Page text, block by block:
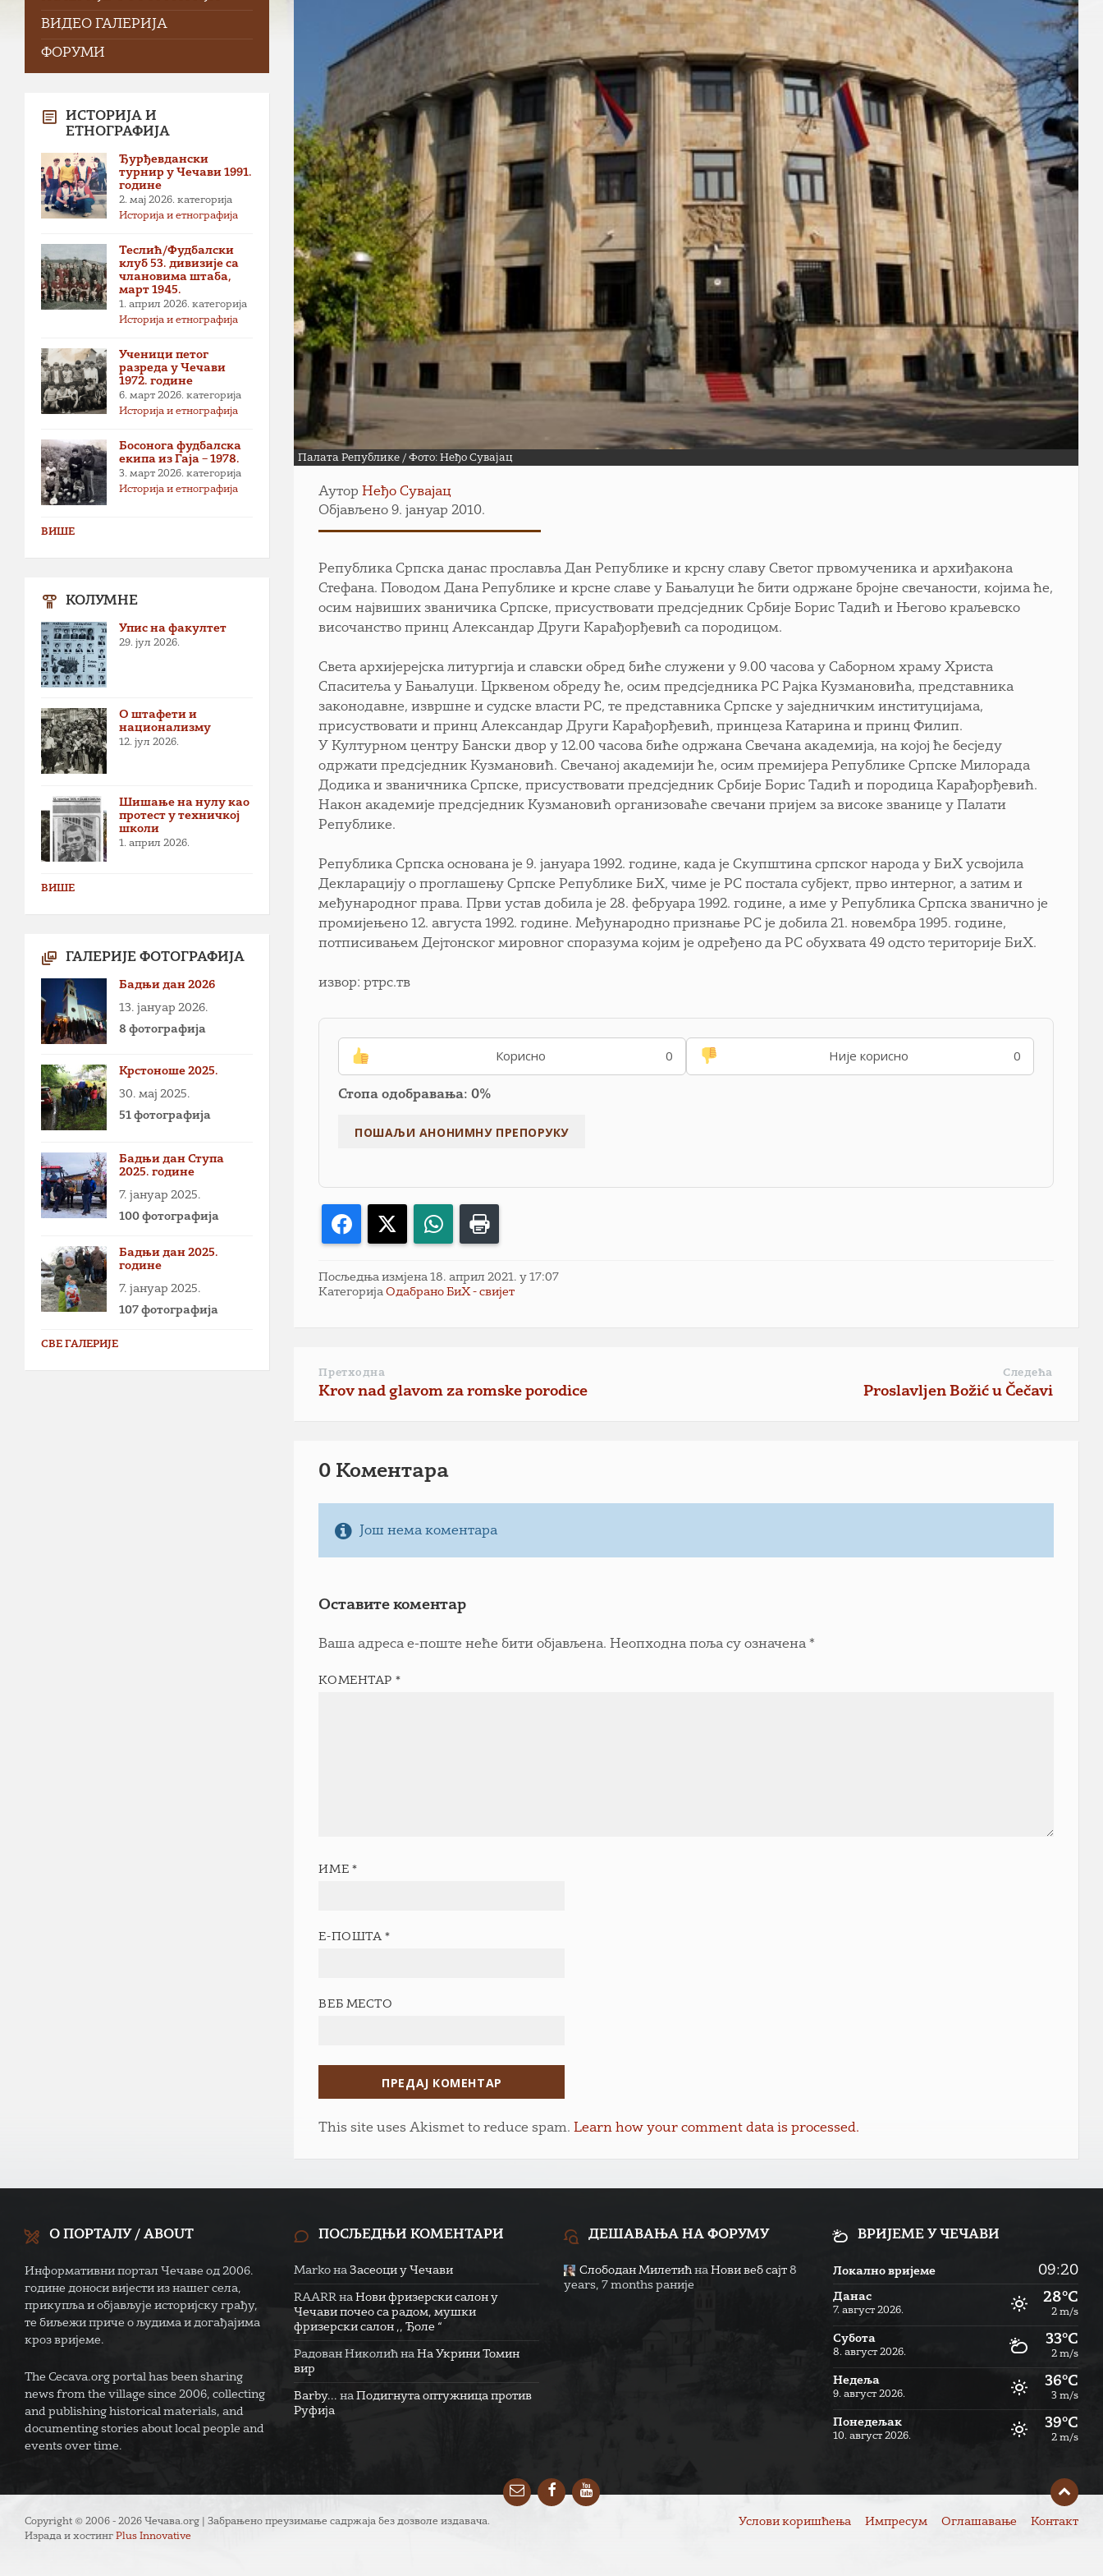
Палата Републике / Фото: Неђо Сувајац
АуторНеђо Сувајац
Објављено 9. јануар 2010.
Република Српска данас прославља Дан Републике и крсну славу Светог првомученика и архиђакона
Стефана. Поводом Дана Републике и крсне славе у Бањалуци ће бити одржане бројне свечаности, којима ће,
осим највиших званичика Српске, присуствовати предсједник Србије Борис Тадић и Његово краљевско
височанство принц Александар Други Карађорђевић са породицом.
Света архијерејска литургија и славски обред биће служени у 9.00 часова у Саборном храму Христа
Спаситеља у Бањалуци. Црквеном обреду ће, осим предсједника РС Рајка Кузмановића, представника
законодавне, извршне и судске власти РС, те представника Српске у заједничким институцијама,
присуствовати и принц Александар Други Карађорђевић, принцеза Катарина и принц Филип.
У Културном центру Бански двор у 12.00 часова биће одржана Свечана академија, на којој ће бесједу
одржати предсједник Кузмановић. Свечаној академији ће, осим премијера Републике Српске Милорада
Додика и званичника Српске, присуствовати предсједник Србије Борис Тадић и породица Карађорђевић.
Након академије предсједник Кузмановић организоваће свечани пријем за високе званице у Палати
Републике.
Република Српска основана је 9. јануара 1992. године, када је Скупштина српског народа у БиХ усвојила
Декларацију о проглашењу Српске Републике БиХ, чиме је РС постала субјект, прво интерног, а затим и
међународног права. Први устав добила је 28. фебруара 1992. године, а име у Република Српска званично је
промијењено 12. августа 1992. године. Међународно признање РС је добила 21. новембра 1995. године,
потписивањем Дејтонског мировног споразума којим је одређено да РС обухвата 49 одсто територије БиХ.
извор: ртрс.тв
Корисно 0 Није корисно 0
Стопа одобравања: 0%
Facebook WhatsApp
Посљедња измјена 18. април 2021. у 17:07
КатегоријаОдабрано БиХ - свијет
Претходна
Krov nad glavom za romske porodice
Следећа
Proslavljen Božić u Čečavi
0 Коментарa
Још нема коментара
Оставите коментар
Ваша адреса е-поште неће бити објављена. Неопходна поља су означена*
КОМЕНТАР *
ИМЕ *
Е-ПОШТА *
ВЕБ МЕСТО
This site uses Akismet to reduce spam.Learn how your comment data is processed.
ВИДЕО ГАЛЕРИЈА
ФОРУМИ
ИСТОРИЈА И
ЕТНОГРАФИЈА
Ђурђевдански
турнир у Чечави 1991.
године
2. мај 2026. категорија
Историја и етнографија
Теслић/Фудбалски
клуб 53. дивизије са
члановима штаба,
март 1945.
1. април 2026. категорија
Историја и етнографија
Ученици петог
разреда у Чечави
1972. године
6. март 2026. категорија
Историја и етнографија
Босонога фудбалска
екипа из Гаја – 1978.
3. март 2026. категорија
Историја и етнографија
ВИШЕ
КОЛУМНЕ
Упис на факултет
29. јул 2026.
О штафети и
национализму
12. јул 2026.
Шишање на нулу као
протест у техничкој
школи
1. април 2026.
ВИШЕ
ГАЛЕРИЈЕ ФОТОГРАФИЈА
Бадњи дан 2026
13. јануар 2026.
8 фотографија
Крстоноше 2025.
30. мај 2025.
51 фотографија
Бадњи дан Ступа
2025. године
7. јануар 2025.
100 фотографија
Бадњи дан 2025.
године
7. јануар 2025.
107 фотографија
СВЕ ГАЛЕРИЈЕ
О ПОРТАЛУ / ABOUT
Информативни портал Чечаве од 2006.
године доноси вијести из нашег села,
прикупља и објављује историјску грађу,
те биљежи приче о људима и догађајима
кроз вријеме.
The Cecava.org portal has been sharing
news from the village since 2006, collecting
and publishing historical materials, and
documenting stories about local people and
events over time.
ПОСЉЕДЊИ КОМЕНТАРИ
Marko наЗасеоци у Чечави
RAARR наНови фризерски салон у
Чечави почео са радом, мушки
фризерски салон ,, Ђоле “
Радован Николић наНа Укрини Томин
вир
Barby... наПодигнута оптужница против
Руфија
ДЕШАВАЊА НА ФОРУМУ
Слободан Милетић на Нови веб сајт 8
years, 7 months раније
ВРИЈЕМЕ У ЧЕЧАВИ
Локално вријеме 09:20
Данас
7. август 2026.
28°C
2 m/s
Субота
8. август 2026.
33°C
2 m/s
Недеља
9. август 2026.
36°C
3 m/s
Понедељак
10. август 2026.
39°C
2 m/s
EmailFacebookYouTube
Услови коришћења Импресум Оглашавање Контакт
Copyright © 2006 - 2026 Чечава.org | Забрањено преузимање садржаја без дозволе издавача.
Израда и хостинг Plus Innovative